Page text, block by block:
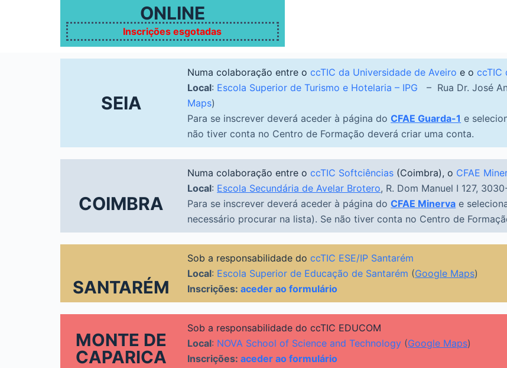
ONLINE
Inscrições esgotadas
SEIA
Numa colaboração entre occTIC da Universidade de Aveiro e occTIC
Local: Escola Superior de Turismo e Hotelaria – IPG – Rua Dr. José
Maps)
Para se inscrever deverá aceder à página doCFAE Guarda-1 e
não tiver conta no Centro de Formação deverá criar uma conta.
COIMBRA
Numa colaboração entre occTIC Softciências (Coimbra), o CFAE
Local: Escola Secundária de Avelar Brotero, R. Dom Manuel I 127,
Para se inscrever deverá aceder à página doCFAE Minerva e
necessário procurar na lista). Se não tiver conta no Centro de
SANTARÉM
Sob a responsabilidade doccTIC ESE/IP Santarém
Local: Escola Superior de Educação de Santarém (Google Maps)
Inscrições:aceder ao formulário
MONTE DE
CAPARICA
Sob a responsabilidade do ccTIC EDUCOM
Local: NOVA School of Science and Technology (Google Maps)
Inscrições:aceder ao formulário